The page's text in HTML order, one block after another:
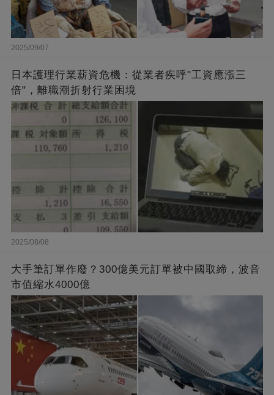
2025/09/07
日本護理行業薪資危機：從業者疾呼"工資應漲三
倍"，離職潮折射行業困境
2025/08/08
大手筆訂單作廢？300億美元訂單被中國取締，波音
市值縮水4000億